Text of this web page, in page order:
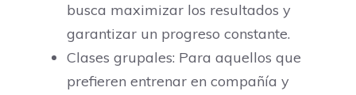
busca maximizar los resultados y
garantizar un progreso constante.
Clases grupales: Para aquellos que
prefieren entrenar en compañía y